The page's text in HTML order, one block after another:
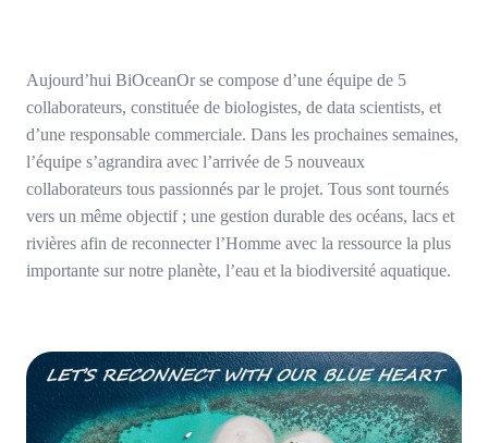
Aujourd’hui BiOceanOr se compose d’une équipe de 5
collaborateurs, constituée de biologistes, de data scientists, et
d’une responsable commerciale. Dans les prochaines semaines,
l’équipe s’agrandira avec l’arrivée de 5 nouveaux
collaborateurs tous passionnés par le projet. Tous sont tournés
vers un même objectif ; une gestion durable des océans, lacs et
rivières afin de reconnecter l’Homme avec la ressource la plus
importante sur notre planète, l’eau et la biodiversité aquatique.